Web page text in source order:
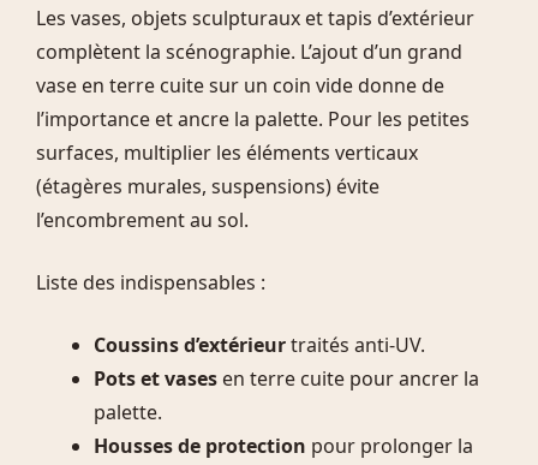
Les vases, objets sculpturaux et tapis d’extérieur
complètent la scénographie. L’ajout d’un grand
vase en terre cuite sur un coin vide donne de
l’importance et ancre la palette. Pour les petites
surfaces, multiplier les éléments verticaux
(étagères murales, suspensions) évite
l’encombrement au sol.
Liste des indispensables :
Coussins d’extérieurtraités anti-UV.
Pots et vases en terre cuite pour ancrer la
palette.
Housses de protection pour prolonger la